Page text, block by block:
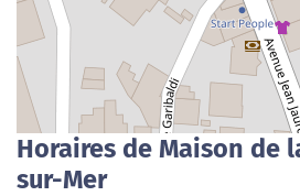
Horaires de Maison de
sur-Mer